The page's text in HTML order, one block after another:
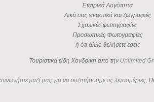
Εταιρικά Λογότυπα
Δικά σας εικαστικά και ζωγραφιές
Σχολικές φωτογραφίες
Προσωπικές Φωτογραφίες
ή ότι άλλο θελήσετε εσείς
Τουριστικά είδη Χονδρική απο την Unlimited
μαζί μας για να συζητήσουμε τις λεπτομέριες,